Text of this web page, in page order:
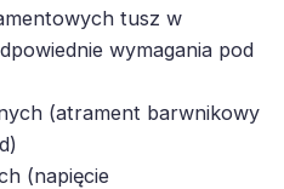
tusz w
wymagania pod
(atrament barwnikowy
(napięcie